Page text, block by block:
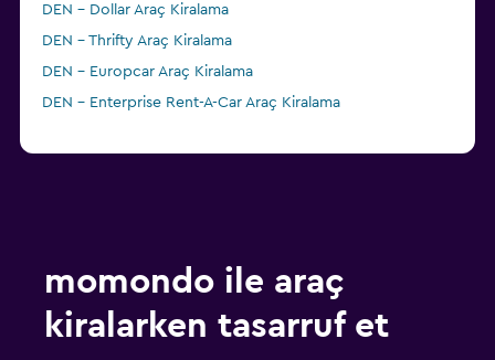
DEN - Dollar Araç Kiralama
DEN - Thrifty Araç Kiralama
DEN - Europcar Araç Kiralama
DEN - Enterprise Rent-A-Car Araç Kiralama
momondo ile araç
kiralarken tasarruf et